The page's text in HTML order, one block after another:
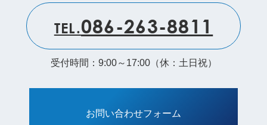
TEL.086-263-8811
受付時間：9:00～17:00（休：土日祝）
お問い合わせフォーム